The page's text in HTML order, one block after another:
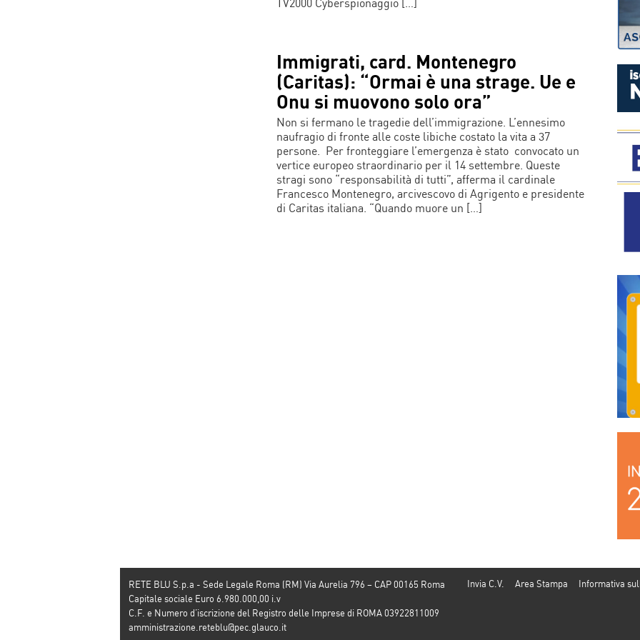
Immigrati, card. Montenegro
(Caritas): “Ormai è una strage. Ue e
Onu si muovono solo ora”
Non si fermano le tragedie dell’immigrazione. L’ennesimo
naufragio di fronte alle coste libiche costato la vita a 37
persone. Per fronteggiare l’emergenza è stato convocato un
vertice europeo straordinario per il 14 settembre. Queste
stragi sono “responsabilità di tutti”, afferma il cardinale
Francesco Montenegro, arcivescovo di Agrigento e presidente
di Caritas italiana. “Quando muore un […]
Invia C.V. Area Stampa Informativa
RETE BLU S.p.a - Sede Legale Roma (RM) Via Aurelia 796 – CAP 00165 Roma
Capitale sociale Euro 6.980.000,00 i.v
C.F. e Numero d’iscrizione del Registro delle Imprese di ROMA 03922811009
amministrazione.reteblu@pec.glauco.it